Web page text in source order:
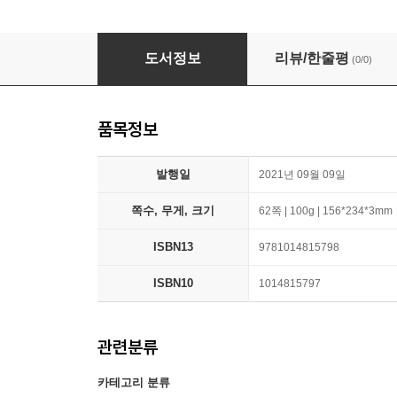
The Earliest Members of the Second
도서정보 리뷰/한줄평 (0/0)
품목정보
발행일 2021년 09월 09일
쪽수, 무게, 크기 62쪽 | 100g | 156*234*3mm
ISBN13 9781014815798
ISBN10 1014815797
관련분류
카테고리 분류